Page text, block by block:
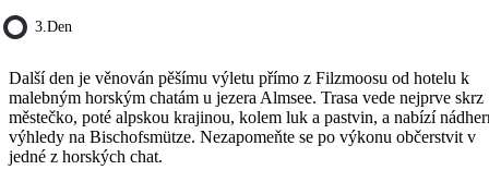
3.den
Další den je věnován pěšímu výletu přímo z Filzmoosu od hotelu k
malebným horským chatám u jezera Almsee. Trasa vede nejprve skrz
městečko, poté alpskou krajinou, kolem luk a pastvin, a nabízí
výhledy na Bischofsmütze. Nezapomeňte se po výkonu občerstvit v
jedné z horských chat.